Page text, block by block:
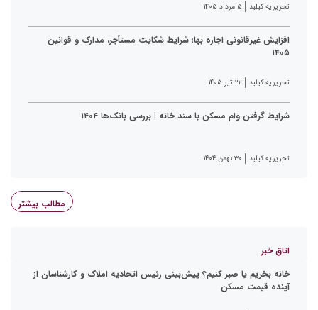
تحریریه کیلید ۵ مرداد ۱۴۰۵
افزایش غیرقانونی اجاره بها؛ شرایط شکایت مستأجر، مدارک و قوانین
۱۴۰۵
تحریریه کیلید ۲۲ تیر ۱۴۰۵
شرایط گرفتن وام مسکن با سند خانه | بررسی بانک‌ها ۱۴۰۴
تحریریه کیلید ۳۰ بهمن ۱۴۰۴
مطالب بیشتر
اتاق خبر
خانه بخریم یا صبر کنیم؟ پیش‌بینی رئیس اتحادیه املاک و کارشناسان از
آینده قیمت مسکن